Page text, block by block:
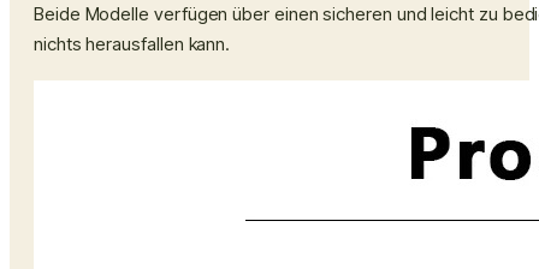
Beide Modelle verfügen über einen sicheren und leicht zu
nichts herausfallen kann.